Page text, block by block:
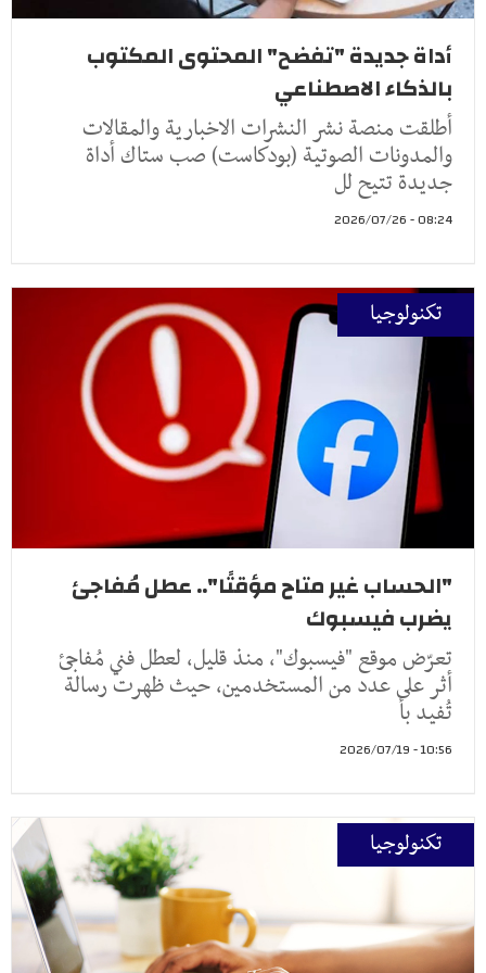
أداة جديدة "تفضح" المحتوى المكتوب
بالذكاء الاصطناعي
أطلقت منصة نشر النشرات الاخبارية والمقالات
والمدونات الصوتية (بودكاست) صب ستاك أداة
جديدة تتيح لل
08:24 - 2026/07/26
تكنولوجيا
"الحساب غير متاح مؤقتًا".. عطل مُفاجئ
يضرب فيسبوك
تعرّض موقع "فيسبوك"، منذ قليل، لعطل فني مُفاجئ
أثر على عدد من المستخدمين، حيث ظهرت رسالة
تُفيد بأ
10:56 - 2026/07/19
تكنولوجيا